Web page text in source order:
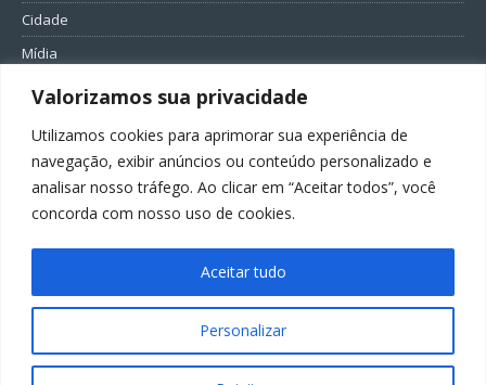
Valorizamos sua privacidade
Utilizamos cookies para aprimorar sua experiência de
navegação, exibir anúncios ou conteúdo personalizado e
analisar nosso tráfego. Ao clicar em “Aceitar todos”, você
concorda com nosso uso de cookies.
Personalizar
Aceitar tudo
Cidade
Mídia
Entretenimento
Política